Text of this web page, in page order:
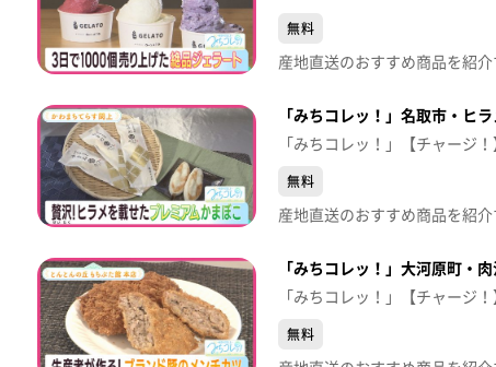
無料
「みちコレッ！」名取市・ヒ
「みちコレッ！」【チャージ！
無料
「みちコレッ！」大河原町・
「みちコレッ！」【チャージ！
無料